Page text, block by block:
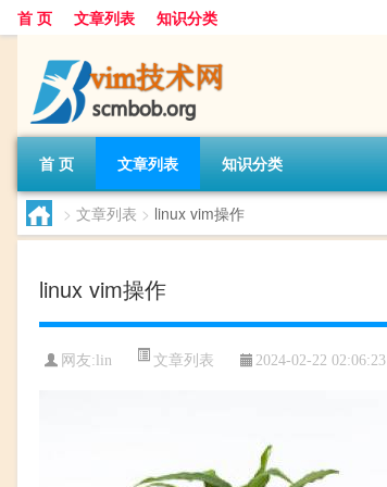
首 页 文章列表 知识分类
首 页 文章列表 知识分类
> 文章列表 > linux vim操作
linux vim操作
网友: lin 文章列表 2024-02-22 02:06:23